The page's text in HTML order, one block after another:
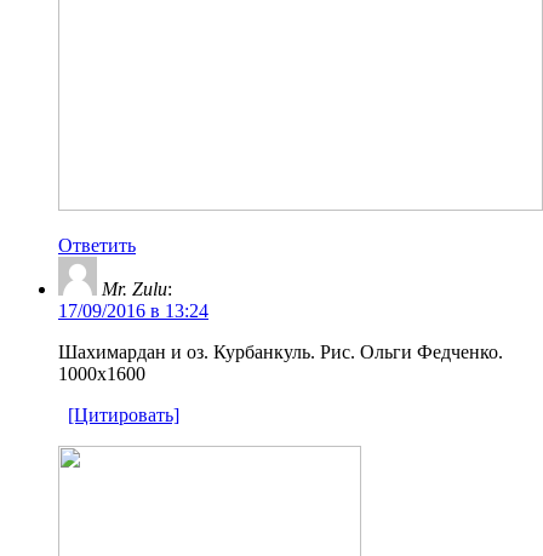
Ответить
Mr. Zulu:
17/09/2016 в 13:24
Шахимардан и оз. Курбанкуль. Рис. Ольги Федченко.
1000х1600
[Цитировать]